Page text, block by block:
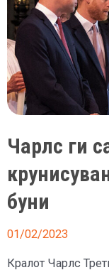
го
направи
амблемот
на
крунисување
за
Чарлс
Чарлс ги
буни
01/02/2023
Кралот Чарлс